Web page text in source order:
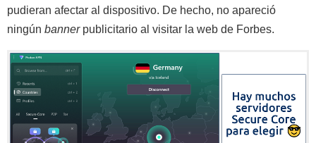
pudieran afectar al dispositivo. De hecho, no apareció
ningún bannerpublicitario al visitar la web de Forbes.